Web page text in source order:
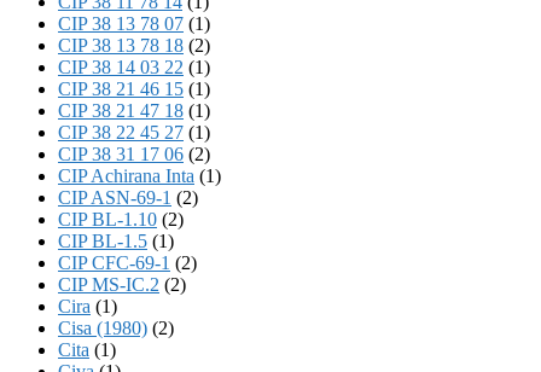
CIP 38 13 78 07 (1)
CIP 38 13 78 18 (2)
CIP 38 14 03 22 (1)
CIP 38 21 46 15 (1)
CIP 38 21 47 18 (1)
CIP 38 22 45 27 (1)
CIP 38 31 17 06 (2)
CIP Achirana Inta (1)
CIP ASN-69-1 (2)
CIP BL-1.10 (2)
CIP BL-1.5 (1)
CIP CFC-69-1 (2)
CIP MS-IC.2 (2)
Cira (1)
Cisa (1980) (2)
Cita (1)